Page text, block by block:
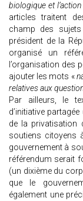
biologique et
articles traitent
champ des
président de la
organisé un
l’organisation des
ajouter les mots «
relatives aux
Par ailleurs, le
d’initiative
de la privatisation
soutiens citoyens
gouvernement à
référendum serait
(un dixième du
que le
également une